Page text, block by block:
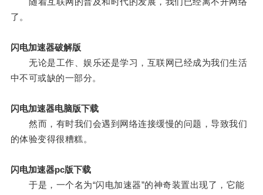
了。
闪电加速器破解版
无论是工作、娱乐还是学习，互联网已经成为我们生活
中不可或缺的一部分。
闪电加速器电脑版下载
然而，有时我们会遇到网络连接缓慢的问题，导致我们
的体验变得很糟糕。
闪电加速器pc版下载
于是，一个名为“闪电加速器”的神奇装置出现了，它能